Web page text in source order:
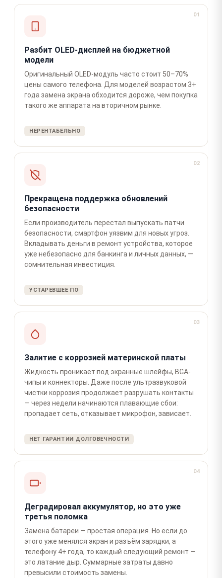
01
Разбит OLED-дисплей на бюджетной
модели
Оригинальный OLED-модуль часто стоит 50–70%
цены самого телефона. Для моделей возрастом 3+
года замена экрана обходится дороже, чем покупка
такого же аппарата на вторичном рынке.
НЕРЕНТАБЕЛЬНО
02
Прекращена поддержка обновлений
безопасности
Если производитель перестал выпускать патчи
безопасности, смартфон уязвим для новых угроз.
Вкладывать деньги в ремонт устройства, которое
уже небезопасно для банкинга и личных данных, —
сомнительная инвестиция.
УСТАРЕВШЕЕ ПО
03
Залитие с коррозией материнской платы
Жидкость проникает под экранные шлейфы, BGA-
чипы и коннекторы. Даже после ультразвуковой
чистки коррозия продолжает разрушать контакты
— через недели начинаются плавающие сбои:
пропадает сеть, отказывает микрофон, зависает.
НЕТ ГАРАНТИИ ДОЛГОВЕЧНОСТИ
04
Деградировал аккумулятор, но это уже
третья поломка
Замена батареи — простая операция. Но если до
этого уже менялся экран и разъём зарядки, а
телефону 4+ года, то каждый следующий ремонт —
это латание дыр. Суммарные затраты давно
превысили стоимость замены.